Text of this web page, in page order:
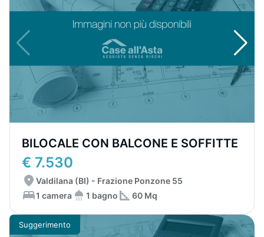
BILOCALE CON BALCONE E SOFFITTE
€ 7.530
Valdilana (BI) - Frazione Ponzone 55
1 camera
1 bagno 60 Mq
Suggerimento